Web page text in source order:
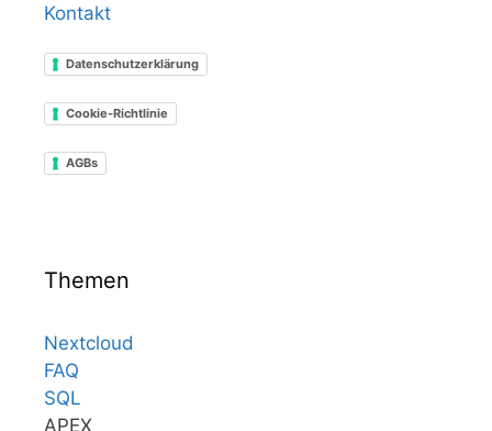
Kontakt
Datenschutzerklärung
Cookie-Richtlinie
AGBs
Themen
Nextcloud
FAQ
SQL
APEX